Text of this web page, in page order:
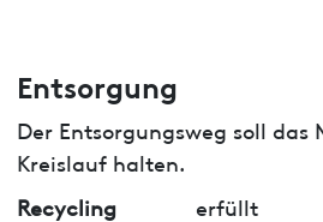
Entsorgung
Der Entsorgungsweg soll das
Kreislauf halten.
Recycling
erfüllt